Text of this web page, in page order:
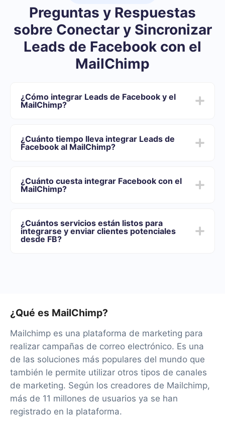
Preguntas y Respuestas
sobre Conectar y Sincronizar
Leads de Facebook con el
MailChimp
¿Cómo integrar Leads de Facebook y el
MailChimp?
Active la actualización automática
Ahora los datos se transferirán automáticamente
¿Cuánto tiempo lleva integrar Leads de
Facebook al MailChimp?
5 y 30 minutos. En promedio, la configuración demora
entre 10 y 15 minutos.
¿Cuánto cuesta integrar Facebook con el
MailChimp?
de funcionalidades que mejor se adapte a sus
necesidades. Además, tienes la oportunidad de probar
el servicio de forma gratuita durante 14 días.
¿Cuántos servicios están listos para
integrarse y enviar clientes potenciales
desde FB?
¿Qué es MailChimp?
Mailchimp es una plataforma de marketing para
realizar campañas de correo electrónico. Es una
de las soluciones más populares del mundo que
también le permite utilizar otros tipos de canales
de marketing. Según los creadores de Mailchimp,
más de 11 millones de usuarios ya se han
registrado en la plataforma.